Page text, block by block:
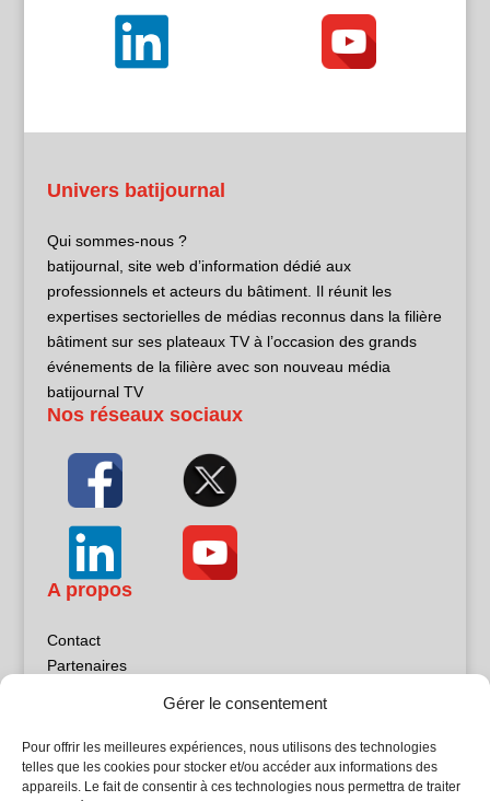
Gérer le consentement
Pour offrir les meilleures expériences, nous utilisons des technologies
telles que les cookies pour stocker et/ou accéder aux informations des
appareils. Le fait de consentir à ces technologies nous permettra de traiter
Univers batijournal
Qui sommes-nous ?
batijournal, site web d’information dédié aux
professionnels et acteurs du bâtiment. Il réunit les
expertises sectorielles de médias reconnus dans la filière
bâtiment sur ses plateaux TV à l’occasion des grands
événements de la filière avec son nouveau média
batijournal TV
Nos réseaux sociaux
A propos
Contact
Partenaires
Politique de confidentialité
Sites partenaires